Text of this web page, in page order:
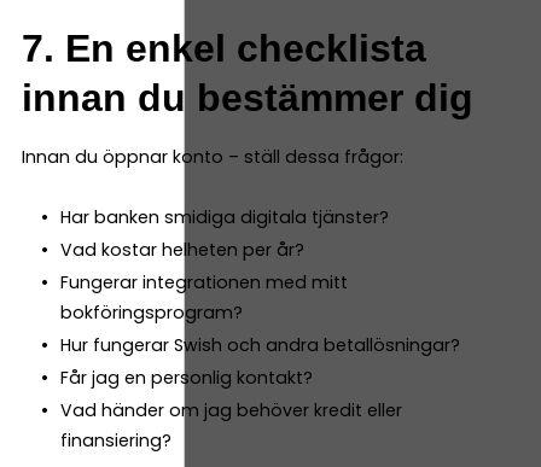
7. En enkel checklista
innan du bestämmer dig
Innan du öppnar konto – ställ dessa frågor:
Har banken smidiga digitala tjänster?
Vad kostar helheten per år?
Fungerar integrationen med mitt
bokföringsprogram?
Hur fungerar Swish och andra betallösningar?
Får jag en personlig kontakt?
Vad händer om jag behöver kredit eller
finansiering?